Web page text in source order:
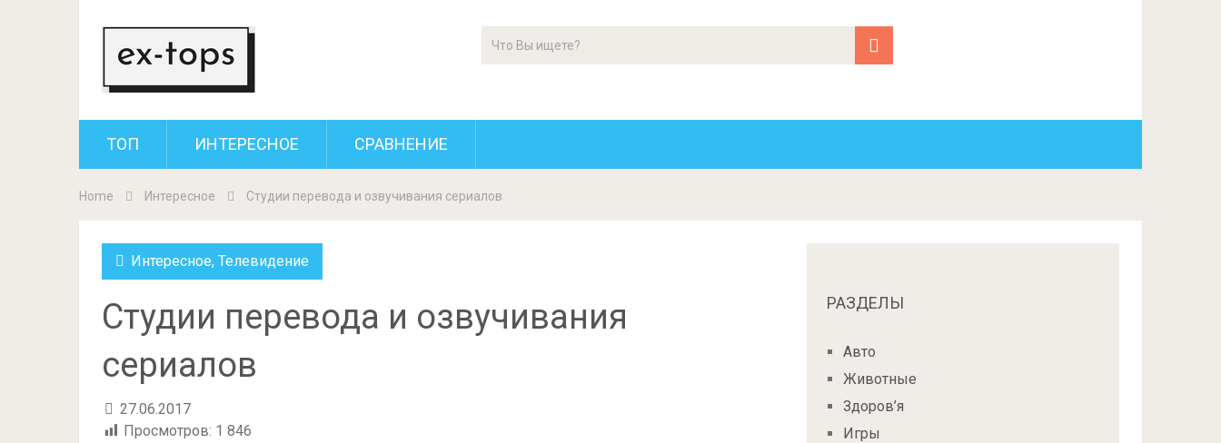
ТОП ИНТЕРЕСНОЕ СРАВНЕНИЕ
Home Интересное Студии перевода и озвучивания сериалов
Интересное, Телевидение
Студии перевода и озвучивания
сериалов
27.06.2017
Просмотров: 1 846
РАЗДЕЛЫ
Авто
Животные
Здоров’я
Игры